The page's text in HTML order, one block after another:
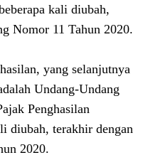
kali diubah,
Nomor 11 Tahun 2020.
yang selanjutnya
Undang-Undang
Penghasilan
diubah, terakhir dengan
2020.